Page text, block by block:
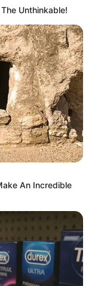
Unthinkable!
An Incredible